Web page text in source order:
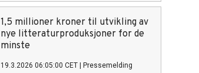
Ungdomssymfoniorkester. UKM får en
økning på 1,1 millioner kroner, og tiltak
for mangfold og inkludering blir styrket.
1,5 millioner kroner til utvikling av
nye litteraturproduksjoner for de
minste
19.3.2026 06:05:00 CET Pressemelding